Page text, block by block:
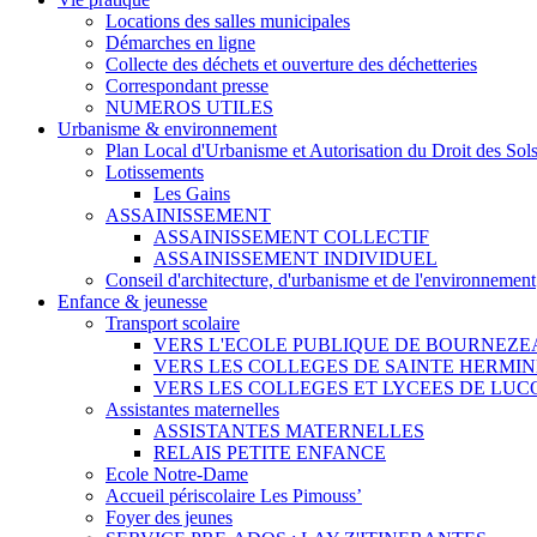
Locations des salles municipales
Démarches en ligne
Collecte des déchets et ouverture des déchetteries
Correspondant presse
NUMEROS UTILES
Urbanisme & environnement
Plan Local d'Urbanisme et Autorisation du Droit des Sols
Lotissements
Les Gains
ASSAINISSEMENT
ASSAINISSEMENT COLLECTIF
ASSAINISSEMENT INDIVIDUEL
Conseil d'architecture, d'urbanisme et de l'environnement
Enfance & jeunesse
Transport scolaire
VERS L'ECOLE PUBLIQUE DE
VERS LES COLLEGES DE SAINTE
VERS LES COLLEGES ET LYCEES DE
Assistantes maternelles
ASSISTANTES MATERNELLES
RELAIS PETITE ENFANCE
Ecole Notre-Dame
Accueil périscolaire Les Pimouss’
Foyer des jeunes